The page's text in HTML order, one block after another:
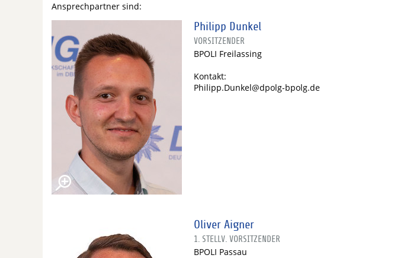
Ansprechpartner sind:
Philipp Dunkel
VORSITZENDER
BPOLI Freilassing
Kontakt:
Philipp.Dunkel@dpolg-bpolg.de
Oliver Aigner
1. STELLV. VORSITZENDER
BPOLI Passau